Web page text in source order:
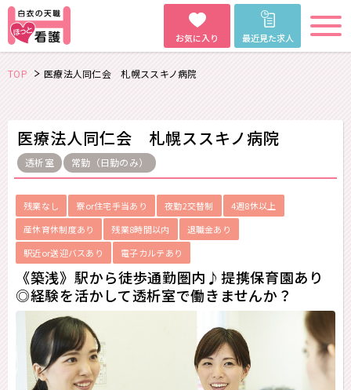
お気に入り 最近見た求人
TOP 医療法人同仁会 札幌ススキノ病院
医療法人同仁会 札幌ススキノ病院
透析室 常勤（日勤のみ）
残業なし 寮or住宅手当あり 夜勤2交替制
4週8休以上
産休育休制度あり
残業8時間以内
退職金あり
駅近or送迎バスあり
電子カルテあり
《築浅》駅から徒歩通勤圏内♪提携保育園あり
◎経験を活かして透析室で働きませんか？